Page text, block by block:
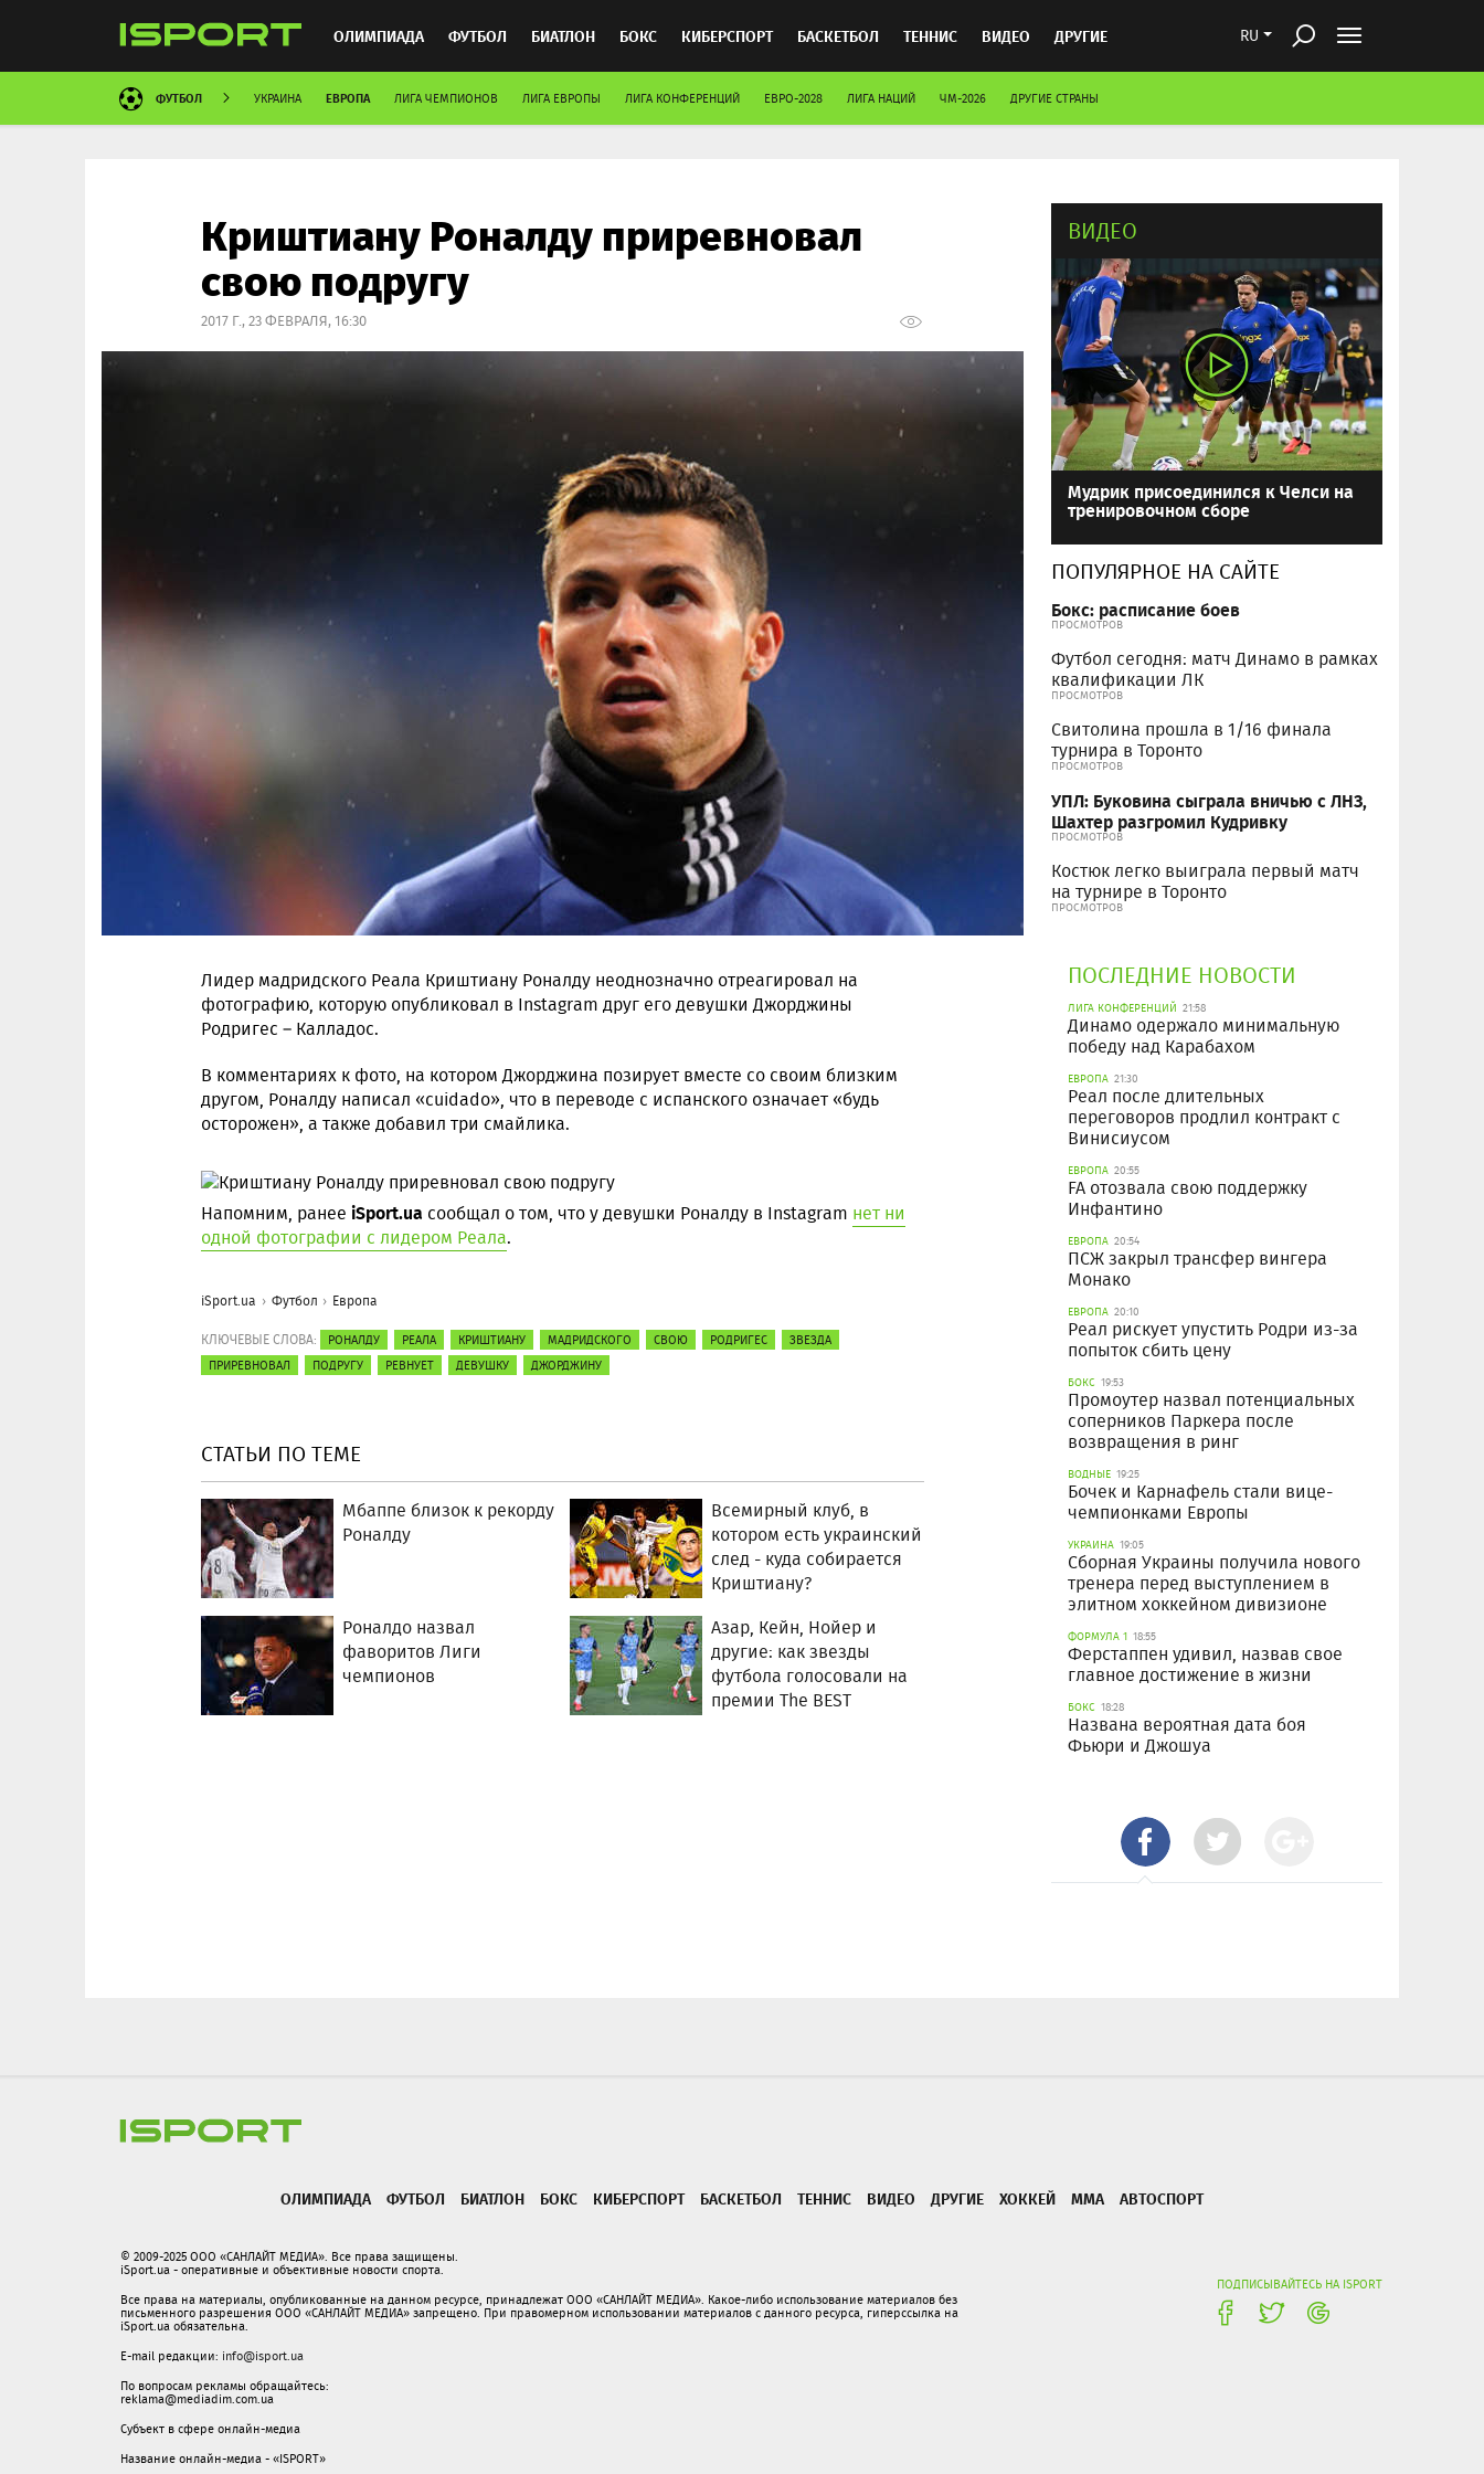
RU
ОЛИМПИАДА ФУТБОЛ БИАТЛОН БОКС КИБЕРСПОРТ БАСКЕТБОЛ ТЕННИС ВИДЕО ДРУГИЕ
ХОККЕЙ ММА АВТОСПОРТ
ФУТБОЛ УКРАИНА ЕВРОПА ЛИГА ЧЕМПИОНОВ ЛИГА ЕВРОПЫ ЛИГА КОНФЕРЕНЦИЙ ЕВРО-2028 ЛИГА НАЦИЙ ЧМ-2026 ДРУГИЕ СТРАНЫ
Криштиану Роналду приревновал
свою подругу
2017 Г., 23 ФЕВРАЛЯ, 16:30
Лидер мадридского Реала Криштиану Роналду неоднозначно отреагировал на
фотографию, которую опубликовал в Instagram друг его девушки Джорджины
Родригес – Калладос.
В комментариях к фото, на котором Джорджина позирует вместе со своим близким
другом, Роналду написал «cuidado», что в переводе с испанского означает «будь
осторожен», а также добавил три смайлика.
Напомним, ранее iSport.ua сообщал о том, что у девушки Роналду в Instagram нет ни
одной фотографии с лидером Реала.
iSport.ua Футбол Европа
КЛЮЧЕВЫЕ СЛОВА: РОНАЛДУ РЕАЛА КРИШТИАНУ МАДРИДСКОГО СВОЮ РОДРИГЕС
ЗВЕЗДА
ПРИРЕВНОВАЛ
ПОДРУГУ РЕВНУЕТ ДЕВУШКУ ДЖОРДЖИНУ
СТАТЬИ ПО ТЕМЕ
Мбаппе близок к рекорду
Роналду
Всемирный клуб, в
котором есть украинский
след - куда собирается
Криштиану?
Роналдо назвал
фаворитов Лиги
чемпионов
Азар, Кейн, Нойер и
другие: как звезды
футбола голосовали на
премии The BEST
ВИДЕО
Мудрик присоединился к Челси на
тренировочном сборе
ПОПУЛЯРНОЕ НА САЙТЕ
Бокс: расписание боев
ПРОСМОТРОВ
Футбол сегодня: матч Динамо в рамках
квалификации ЛК
ПРОСМОТРОВ
Свитолина прошла в 1/16 финала
турнира в Торонто
ПРОСМОТРОВ
УПЛ: Буковина сыграла вничью с ЛНЗ,
Шахтер разгромил Кудривку
ПРОСМОТРОВ
Костюк легко выиграла первый матч
на турнире в Торонто
ПРОСМОТРОВ
ПОСЛЕДНИЕ НОВОСТИ
ЛИГА КОНФЕРЕНЦИЙ 21:58
Динамо одержало минимальную
победу над Карабахом
ЕВРОПА 21:30
Реал после длительных
переговоров продлил контракт с
Винисиусом
ЕВРОПА 20:55
FA отозвала свою поддержку
Инфантино
ЕВРОПА 20:54
ПСЖ закрыл трансфер вингера
Монако
ЕВРОПА 20:10
Реал рискует упустить Родри из-за
попыток сбить цену
БОКС 19:53
Промоутер назвал потенциальных
соперников Паркера после
возвращения в ринг
ВОДНЫЕ 19:25
Бочек и Карнафель стали вице-
чемпионками Европы
УКРАИНА 19:05
Сборная Украины получила нового
тренера перед выступлением в
элитном хоккейном дивизионе
ФОРМУЛА 1 18:55
Ферстаппен удивил, назвав свое
главное достижение в жизни
БОКС 18:28
Названа вероятная дата боя
Фьюри и Джошуа
ОЛИМПИАДА ФУТБОЛ БИАТЛОН БОКС КИБЕРСПОРТ БАСКЕТБОЛ ТЕННИС ВИДЕО ДРУГИЕ ХОККЕЙ ММА АВТОСПОРТ
ПОДПИСЫВАЙТЕСЬ НА ISPORT
© 2009-2025 ООО «САНЛАЙТ МЕДИА». Все права защищены.
iSport.ua - оперативные и объективные новости спорта.
Все права на материалы, опубликованные на данном ресурсе, принадлежат ООО «САНЛАЙТ МЕДИА». Какое-либо использование материалов без
письменного разрешения ООО «САНЛАЙТ МЕДИА» запрещено. При правомерном использовании материалов с данного ресурса, гиперссылка на
iSport.ua обязательна.
E-mail редакции: info@isport.ua
По вопросам рекламы обращайтесь:
reklama@mediadim.com.ua
Субъект в сфере онлайн-медиа
Название онлайн-медиа - «ISPORT»